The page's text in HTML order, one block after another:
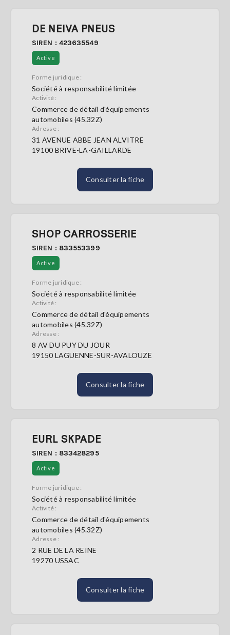
DE NEIVA PNEUS
SIREN : 423635549
Active
Forme juridique :
Société à responsabilité limitée
Activité :
Commerce de détail d'équipements
automobiles (45.32Z)
Adresse :
31 AVENUE ABBE JEAN ALVITRE
19100 BRIVE-LA-GAILLARDE
Consulter la fiche
SHOP CARROSSERIE
SIREN : 833553399
Active
Forme juridique :
Société à responsabilité limitée
Activité :
Commerce de détail d'équipements
automobiles (45.32Z)
Adresse :
8 AV DU PUY DU JOUR
19150 LAGUENNE-SUR-AVALOUZE
Consulter la fiche
EURL SKPADE
SIREN : 833428295
Active
Forme juridique :
Société à responsabilité limitée
Activité :
Commerce de détail d'équipements
automobiles (45.32Z)
Adresse :
2 RUE DE LA REINE
19270 USSAC
Consulter la fiche